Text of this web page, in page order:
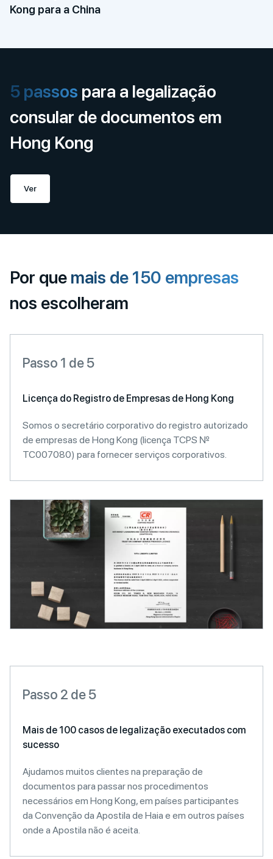
Kong para a China
5 passos para a legalização
consular de documentos em
Hong Kong
Ver
Por que mais de 150 empresas
nos escolheram
Passo 1 de 5
Licença do Registro de Empresas de Hong Kong
Somos o secretário corporativo do registro autorizado
de empresas de Hong Kong (licença TCPS №
TC007080) para fornecer serviços corporativos.
Passo 2 de 5
Mais de 100 casos de legalização executados com
sucesso
Ajudamos muitos clientes na preparação de
documentos para passar nos procedimentos
necessários em Hong Kong, em países participantes
da Convenção da Apostila de Haia e em outros países
onde a Apostila não é aceita.